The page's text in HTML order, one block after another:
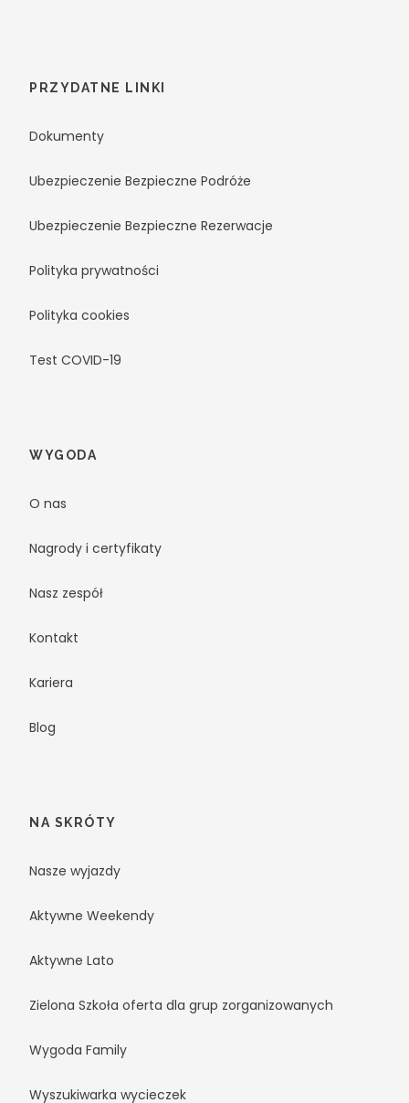
PRZYDATNE LINKI
Dokumenty
Ubezpieczenie Bezpieczne Podróże
Ubezpieczenie Bezpieczne Rezerwacje
Polityka prywatności
Polityka cookies
Test COVID-19
WYGODA
O nas
Nagrody i certyfikaty
Nasz zespół
Kontakt
Kariera
Blog
NA SKRÓTY
Nasze wyjazdy
Aktywne Weekendy
Aktywne Lato
Zielona Szkoła oferta dla grup zorganizowanych
Wygoda Family
Wyszukiwarka wycieczek